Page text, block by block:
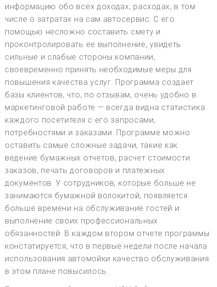
информацию обо всех доходах, расходах, в том
числе о затратах на сам автосервис. С его
помощью несложно составить смету и
проконтролировать ее выполнение, увидеть
сильные и слабые стороны компании,
своевременно принять необходимые меры для
повышения качества услуг. Программа создает
базы клиентов, что, по отзывам, очень удобно в
маркетинговой работе — всегда видна статистика
каждого посетителя с его запросами,
потребностями и заказами. Программе можно
оставить самые сложные задачи, такие как
ведение бумажных отчетов, расчет стоимости
заказов, печать договоров и платежных
документов. У сотрудников, которые больше не
занимаются бумажной волокитой, появляется
больше времени на обслуживание гостей и
выполнение своих профессиональных
обязанностей. В каждом втором отчете программы
констатируется, что в первые недели после начала
использования автомойки качество обслуживания
в этом плане повысилось.